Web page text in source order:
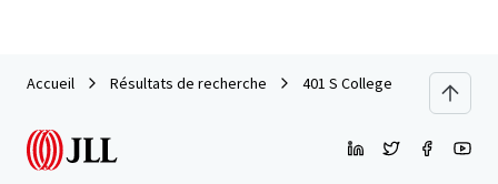
Accueil Résultats de recherche 401 S College